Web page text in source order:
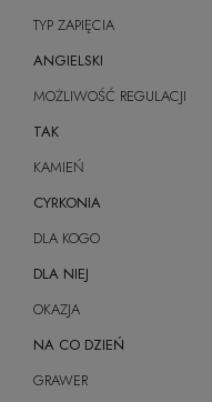
TYP ZAPIĘCIA
ANGIELSKI
MOŻLIWOŚĆ REGULACJI
TAK
KAMIEŃ
CYRKONIA
DLA KOGO
DLA NIEJ
OKAZJA
NA CO DZIEŃ
GRAWER